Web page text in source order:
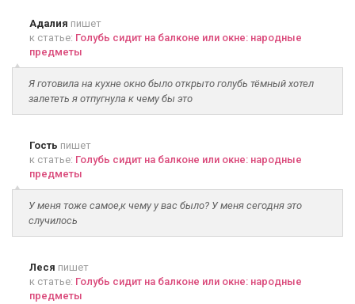
Адалия пишет
к статье: Голубь сидит на балконе или окне: народные
предметы
Я готовила на кухне окно было открыто голубь тёмный хотел
залететь я отпугнула к чему бы это
Гость пишет
к статье: Голубь сидит на балконе или окне: народные
предметы
У меня тоже самое,к чему у вас было? У меня сегодня это
случилось
Леся пишет
к статье: Голубь сидит на балконе или окне: народные
предметы